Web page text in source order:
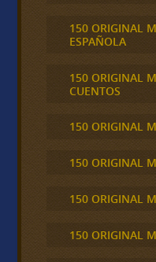
150 ORIGINAL
ESPAÑOLA
150 ORIGINAL
CUENTOS
150 ORIGINAL
150 ORIGINAL
150 ORIGINAL
150 ORIGINAL